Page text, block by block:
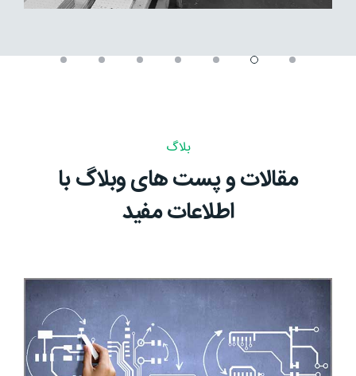
بلاگ
مقالات و پست های وبلاگ با
اطلاعات مفید